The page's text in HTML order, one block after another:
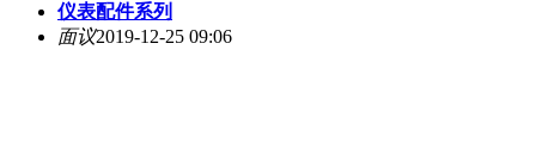
仪表配件系列
面议2019-12-25 09:06